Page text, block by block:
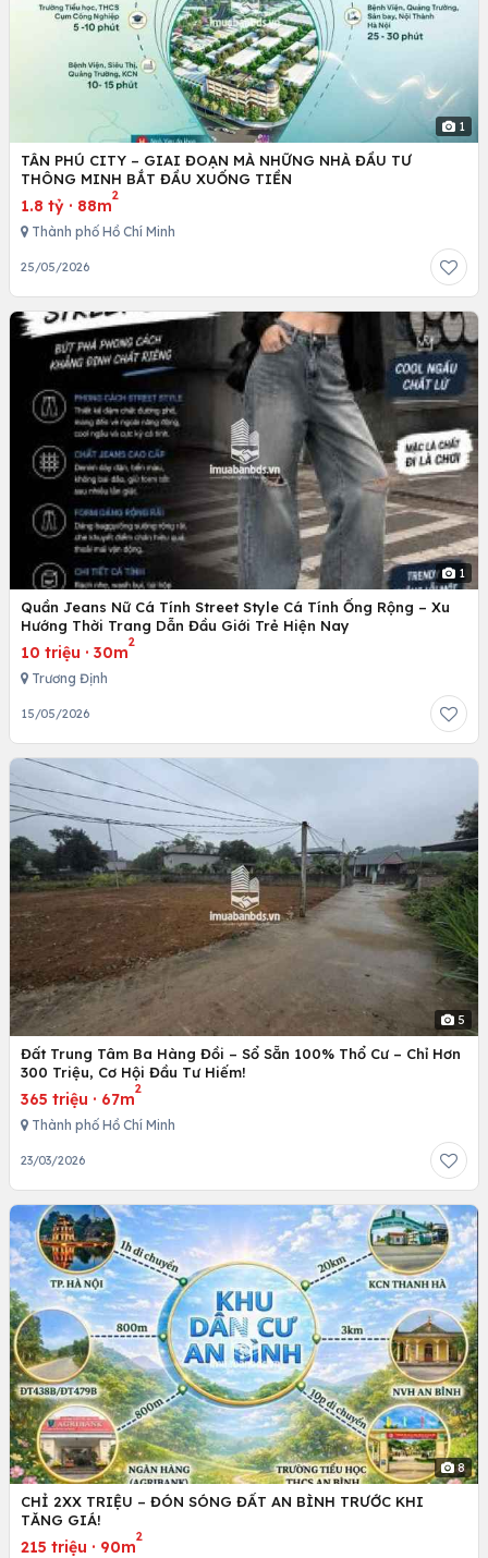
1
TÂN PHÚ CITY – GIAI ĐOẠN MÀ NHỮNG NHÀ ĐẦU TƯ
THÔNG MINH BẮT ĐẦU XUỐNG TIỀN
1.8 tỷ · 88m
2
Thành phố Hồ Chí Minh
25/05/2026
1
Quần Jeans Nữ Cá Tính Street Style Cá Tính Ống Rộng – Xu
Hướng Thời Trang Dẫn Đầu Giới Trẻ Hiện Nay
10 triệu · 30m
2
Trương Định
15/05/2026
5
Đất Trung Tâm Ba Hàng Đồi – Sổ Sẵn 100% Thổ Cư – Chỉ Hơn
300 Triệu, Cơ Hội Đầu Tư Hiếm!
365 triệu · 67m
2
Thành phố Hồ Chí Minh
23/03/2026
8
CHỈ 2XX TRIỆU – ĐÓN SÓNG ĐẤT AN BÌNH TRƯỚC KHI
TĂNG GIÁ!
215 triệu · 90m
2